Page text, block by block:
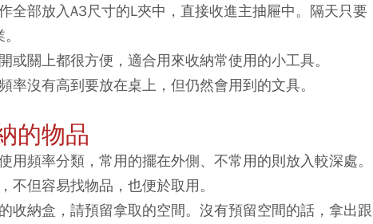
全部放入A3尺寸的L夾中，直接收進主抽屜中。隔天只要
關上都很方便，適合用來收納常使用的小工具。
沒有高到要放在桌上，但仍然會用到的文具。
的物品
頻率分類，常用的擺在外側、不常用的則放入較深處。
不但容易找物品，也便於取用。
收納盒，請預留拿取的空間。沒有預留空間的話，拿出跟